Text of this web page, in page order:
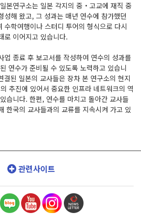
본연구소는 일본 각지의 중・고교에 재직 중
성해 왔고, 그 성과는 매년 연수에 참가했던
수학여행이나 스터디 투어의 형식으로 다시
로 이어지고 있습니다.
업 종료 후 보고서를 작성하여 연수의 성과를
연수가 준비될 수 있도록 노력하고 있습니
결된 일본의 교사들은 장차 본 연구소의 현지
추진에 있어서 중요한 인프라 네트워크의 역
습니다. 한편, 연수를 마치고 돌아간 교사들
한국의 교사들과의 교류를 지속시켜 가고 있
관련사이트